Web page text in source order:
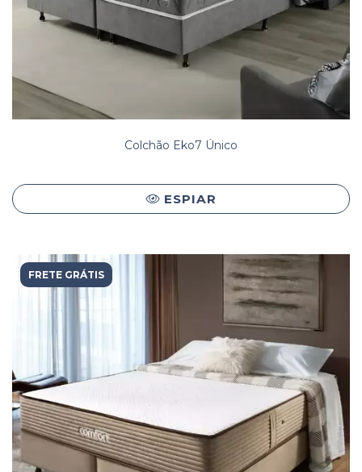
Colchão Eko7 Único
ESPIAR
FRETE GRÁTIS